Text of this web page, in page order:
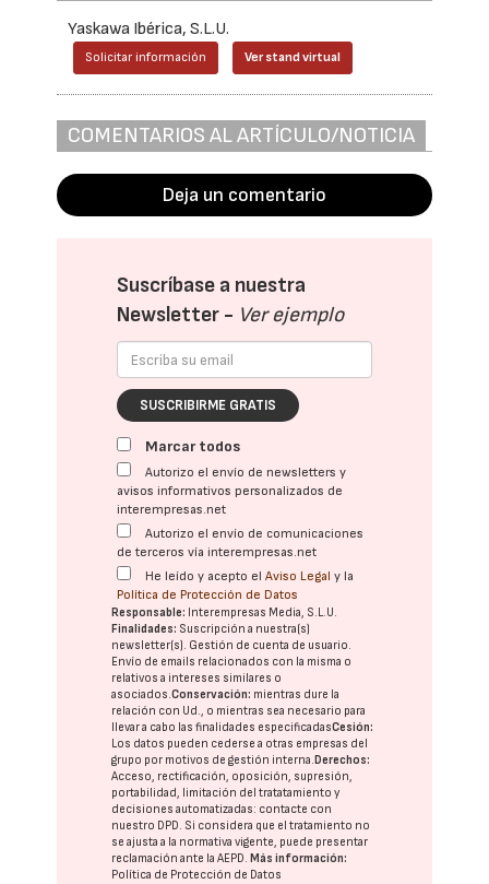
Yaskawa Ibérica, S.L.U.
Solicitar información Ver stand virtual
COMENTARIOS AL ARTÍCULO/NOTICIA
Deja un comentario
Suscríbase a nuestra
Newsletter - Ver ejemplo
SUSCRIBIRME GRATIS
Marcar todos
Autorizo el envío de newsletters y
avisos informativos personalizados de
interempresas.net
Autorizo el envío de comunicaciones
de terceros vía interempresas.net
He leído y acepto elAviso Legal y la
Política de Protección de Datos
Responsable: Interempresas Media, S.L.U.
Finalidades: Suscripción a nuestra(s)
newsletter(s). Gestión de cuenta de usuario.
Envío de emails relacionados con la misma o
relativos a intereses similares o
asociados.Conservación: mientras dure la
relación con Ud., o mientras sea necesario para
llevar a cabo las finalidades especificadasCesión:
Los datos pueden cederse a otras empresas del
grupo por motivos de gestión interna. Derechos:
Acceso, rectificación, oposición, supresión,
portabilidad, limitación del tratatamiento y
decisiones automatizadas: contacte con
nuestro DPD. Si considera que el tratamiento no
se ajusta a la normativa vigente, puede presentar
reclamación ante laAEPD. Más información:
Política de Protección de Datos